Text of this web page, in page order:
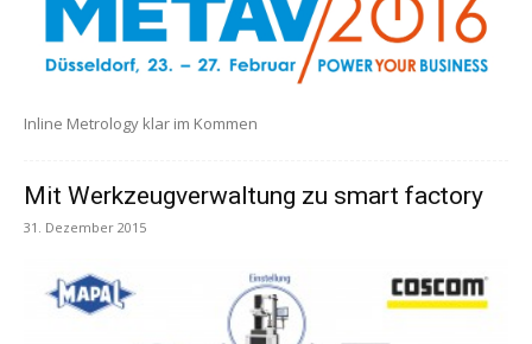
Inline Metrology klar im Kommen
Mit Werkzeugverwaltung zu smart factory
31. Dezember 2015